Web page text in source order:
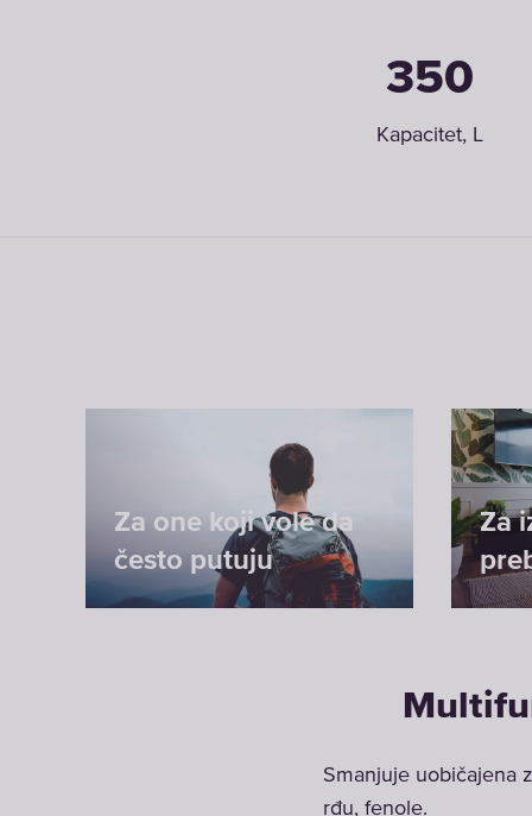
350
Kapacitet, L
Za one koji vole da
često putuju
Za
Smanjuje uobičajena
rđu, fenole.